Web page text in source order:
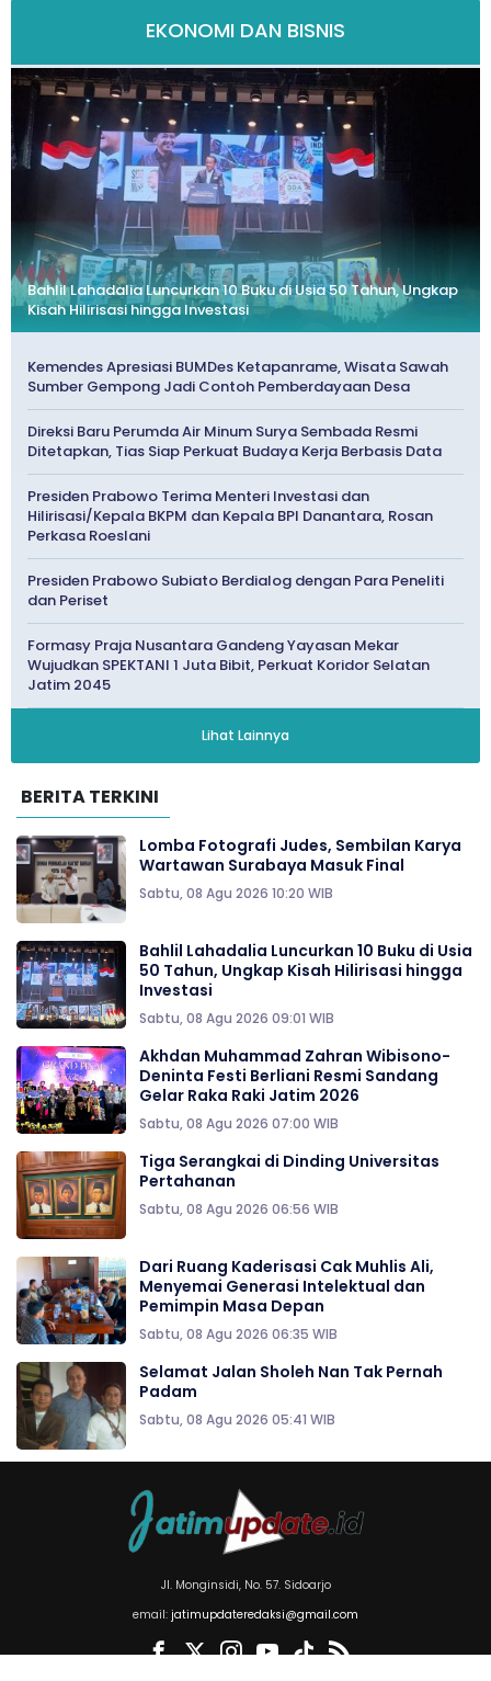
EKONOMI DAN BISNIS
Bahlil Lahadalia Luncurkan 10 Buku di Usia 50 Tahun, Ungkap
Kisah Hilirisasi hingga Investasi
Kemendes Apresiasi BUMDes Ketapanrame, Wisata Sawah
Sumber Gempong Jadi Contoh Pemberdayaan Desa
Direksi Baru Perumda Air Minum Surya Sembada Resmi
Ditetapkan, Tias Siap Perkuat Budaya Kerja Berbasis Data
Presiden Prabowo Terima Menteri Investasi dan
Hilirisasi/Kepala BKPM dan Kepala BPI Danantara, Rosan
Perkasa Roeslani
Presiden Prabowo Subiato Berdialog dengan Para Peneliti
dan Periset
Formasy Praja Nusantara Gandeng Yayasan Mekar
Wujudkan SPEKTANI 1 Juta Bibit, Perkuat Koridor Selatan
Jatim 2045
Lihat Lainnya
BERITA TERKINI
Lomba Fotografi Judes, Sembilan Karya
Wartawan Surabaya Masuk Final
Sabtu, 08 Agu 2026 10:20 WIB
Bahlil Lahadalia Luncurkan 10 Buku di Usia
50 Tahun, Ungkap Kisah Hilirisasi hingga
Investasi
Sabtu, 08 Agu 2026 09:01 WIB
Akhdan Muhammad Zahran Wibisono-
Deninta Festi Berliani Resmi Sandang
Gelar Raka Raki Jatim 2026
Sabtu, 08 Agu 2026 07:00 WIB
Tiga Serangkai di Dinding Universitas
Pertahanan
Sabtu, 08 Agu 2026 06:56 WIB
Dari Ruang Kaderisasi Cak Muhlis Ali,
Menyemai Generasi Intelektual dan
Pemimpin Masa Depan
Sabtu, 08 Agu 2026 06:35 WIB
Selamat Jalan Sholeh Nan Tak Pernah
Padam
Sabtu, 08 Agu 2026 05:41 WIB
Jl. Monginsidi, No. 57. Sidoarjo
email: jatimupdateredaksi@gmail.com